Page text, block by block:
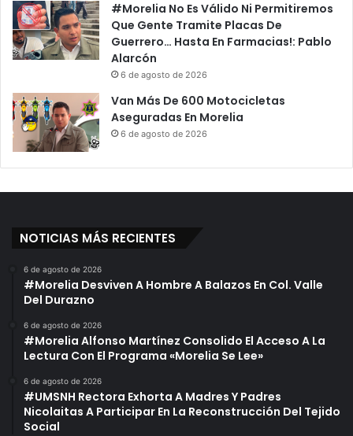
#Morelia No Es Válido Ni Permitiremos
Que Gente Tramite Placas De
Guerrero… Hasta En Farmacias!: Pablo
Alarcón
6 de agosto de 2026
Van Más De 600 Motocicletas
Aseguradas En Morelia
6 de agosto de 2026
NOTICIAS MÁS RECIENTES
6 de agosto de 2026
#Morelia Desviven A Hombre A Balazos En Col. Valle
Del Durazno
6 de agosto de 2026
#Morelia Alfonso Martínez Consolido El Acceso A La
Lectura Con El Programa «Morelia Se Lee»
6 de agosto de 2026
#UMSNH Rectora Exhorta A Madres Y Padres
Nicolaitas A Participar En La Reconstrucción Del Tejido
Social